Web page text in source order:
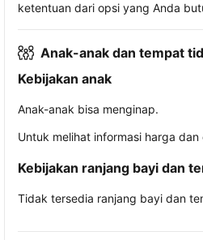
ketentuan dari opsi yang Anda
Anak-anak dan tempat
Kebijakan anak
Anak-anak bisa menginap.
Untuk melihat informasi harga
Kebijakan ranjang bayi dan
Tidak tersedia ranjang bayi dan